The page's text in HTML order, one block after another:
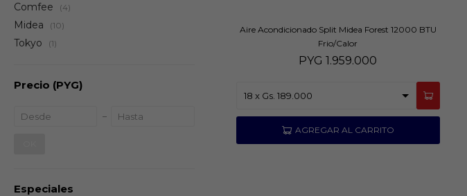
Aire Acondicionado Split Midea Forest 12000 BTU
Frio/Calor
PYG 1.959.000
Comfee (4)
Midea (10)
Tokyo (1)
Precio (PYG)
Especiales